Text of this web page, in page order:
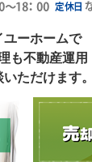
ユーホームで
も不動産運用
いただけます。